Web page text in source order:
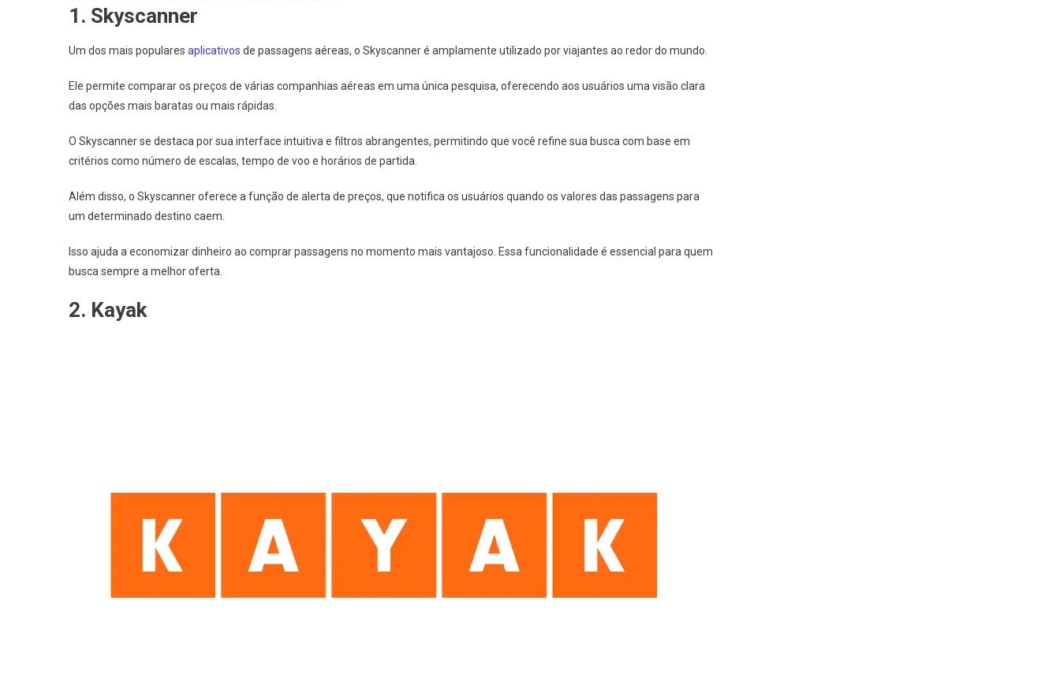
1. Skyscanner
Um dos mais populares aplicativos de passagens aéreas, o Skyscanner é amplamente utilizado por viajantes ao redor do mundo.
Ele permite comparar os preços de várias companhias aéreas em uma única pesquisa, oferecendo aos usuários uma visão clara
das opções mais baratas ou mais rápidas.
O Skyscanner se destaca por sua interface intuitiva e filtros abrangentes, permitindo que você refine sua busca com base em
critérios como número de escalas, tempo de voo e horários de partida.
Além disso, o Skyscanner oferece a função de alerta de preços, que notifica os usuários quando os valores das passagens para
um determinado destino caem.
Isso ajuda a economizar dinheiro ao comprar passagens no momento mais vantajoso. Essa funcionalidade é essencial para quem
busca sempre a melhor oferta.
2. Kayak